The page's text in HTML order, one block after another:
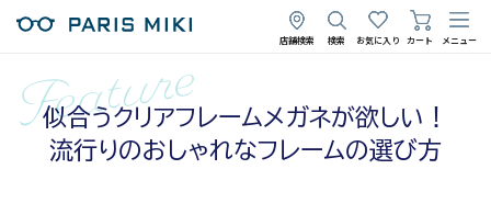
店舗検索 検索 お気に入り カート メニュー
似合うクリアフレームメガネが欲しい！
流行りのおしゃれなフレームの選び方